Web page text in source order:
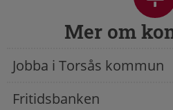
Mer om
Jobba i Torsås kommun
Fritidsbanken